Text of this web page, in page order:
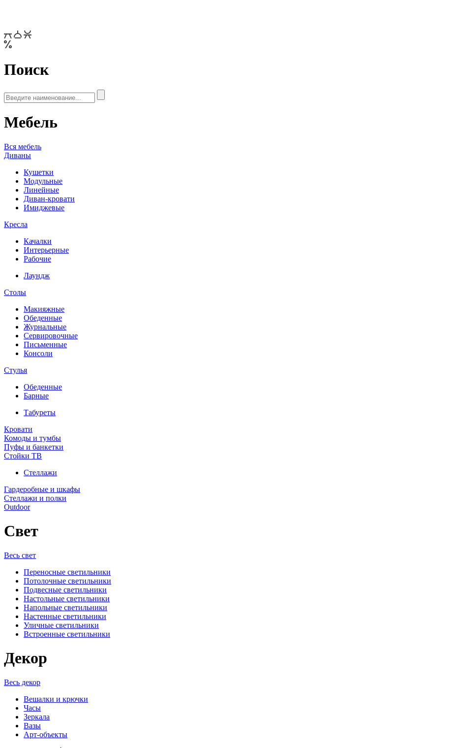
Поиск
Мебель
Вся мебель
Диваны
Кушетки
Модульные
Линейные
Диван-кровати
Имиджевые
Кресла
Качалки
Интерьерные
Рабочие
Лаундж
Столы
Макияжные
Обеденные
Журнальные
Сервировочные
Письменные
Консоли
Стулья
Обеденные
Барные
Табуреты
Кровати
Комоды и тумбы
Пуфы и банкетки
Стойки ТВ
Стеллажи
Гардеробные и шкафы
Стеллажи и полки
Outdoor
Свет
Весь свет
Переносные светильники
Потолочные светильники
Подвесные светильники
Настольные светильники
Напольные светильники
Настенные светильники
Уличные светильники
Встроенные светильники
Декор
Весь декор
Вешалки и крючки
Часы
Зеркала
Вазы
Арт-объекты